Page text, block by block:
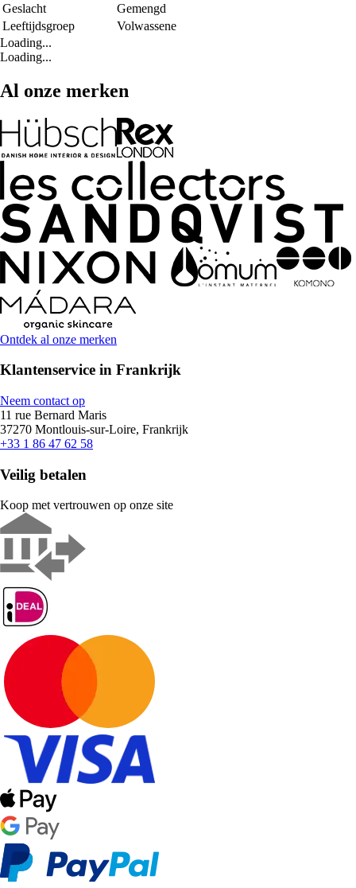
Geslacht
Gemengd
Leeftijdsgroep
Volwassene
Loading...
Loading...
Al onze merken
Ontdek al onze merken
Klantenservice in Frankrijk
Neem contact op
11 rue Bernard Maris
37270 Montlouis-sur-Loire, Frankrijk
+33 1 86 47 62 58
Veilig betalen
Koop met vertrouwen op onze site